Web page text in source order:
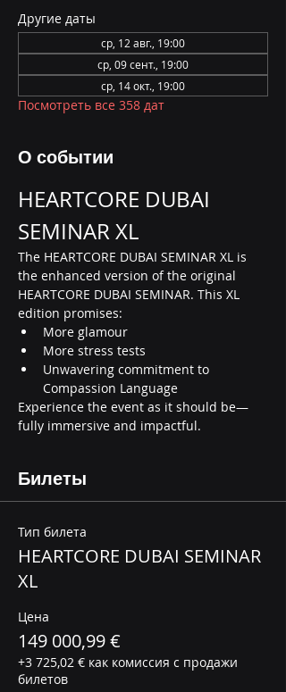
Другие даты
ср, 12 авг., 19:00
ср, 09 сент., 19:00
ср, 14 окт., 19:00
Посмотреть все 358 дат
О событии
HEARTCORE DUBAI
SEMINAR XL
The HEARTCORE DUBAI SEMINAR XL is
the enhanced version of the original
HEARTCORE DUBAI SEMINAR. This XL
edition promises:
More glamour
More stress tests
Unwavering commitment to
Compassion Language
Experience the event as it should be—
fully immersive and impactful.
Билеты
Тип билета
HEARTCORE DUBAI SEMINAR
XL
Цена
149 000,99 €
+3 725,02 € как комиссия с продажи
билетов